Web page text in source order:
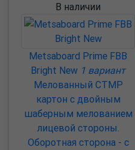
В наличии
Metsaboard Prime FBB
Bright New 1 вариант
Мелованный CTMP
картон с двойным
шаберным мелованием
лицевой стороны.
Оборотная сторона - с